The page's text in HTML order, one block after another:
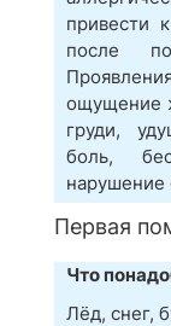
привести
после
ощущение
груди,
боль,
нарушение
Первая
Что
Лёд, снег,